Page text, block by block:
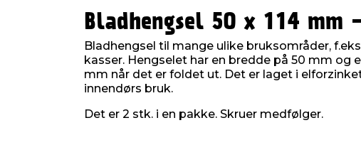
Bladhengsel 50 x 114 mm
Bladhengsel til mange ulike bruksområder,
kasser. Hengselet har en bredde på 50 mm og
mm når det er foldet ut. Det er laget i
innendørs bruk.
Det er 2 stk. i en pakke. Skruer medfølger.